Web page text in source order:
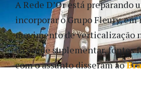
A Rede D’Or está preparando
incorporar o Grupo Fleury, em
movimento de verticalização
da saúde suplementar, fontes
com o assunto disseram ao